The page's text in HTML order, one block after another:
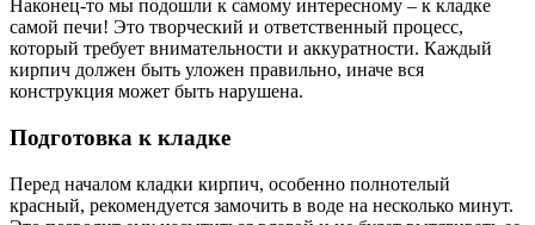
Наконец-то мы подошли к самому интересному – к кладке
самой печи! Это творческий и ответственный процесс,
который требует внимательности и аккуратности. Каждый
кирпич должен быть уложен правильно, иначе вся
конструкция может быть нарушена.
Подготовка к кладке
Перед началом кладки кирпич, особенно полнотелый
красный, рекомендуется замочить в воде на несколько минут.